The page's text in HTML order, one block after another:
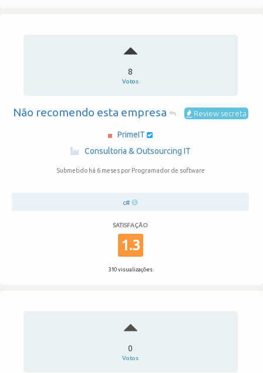
8
Votos
Não recomendo esta empresa Review secreta
PrimeIT
·
Consultoria & Outsourcing IT
Submetido há 6 meses por Programador de software
c#
SATISFAÇÃO
1.3
310 visualizações
0
Votos